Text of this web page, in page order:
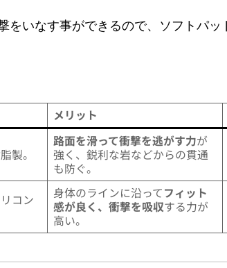
いなす事ができるので、ソフトパ
メリット
製。
路面を滑って衝撃を逃がす力が
強く、鋭利な岩などからの貫通
も防ぐ。
コン
身体のラインに沿ってフィット
感が良く、衝撃を吸収する力が
高い。